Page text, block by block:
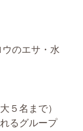
のエサ・水
５名まで）
るグループ